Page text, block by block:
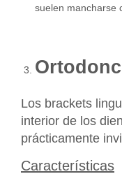
suelen mancharse
Los brackets
interior de los
prácticamente
Características